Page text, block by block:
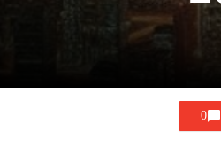
0